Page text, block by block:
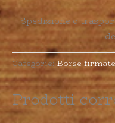
Spedizione o
Categorie: Borse
Prodotti